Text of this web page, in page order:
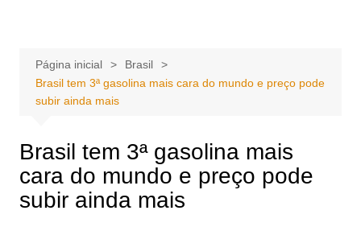
conteúdoPágina inicial
Brasil
Brasil tem 3ª gasolina mais cara do mundo e preço pode
subir ainda mais
Brasil tem 3ª gasolina mais
cara do mundo e preço pode
subir ainda mais